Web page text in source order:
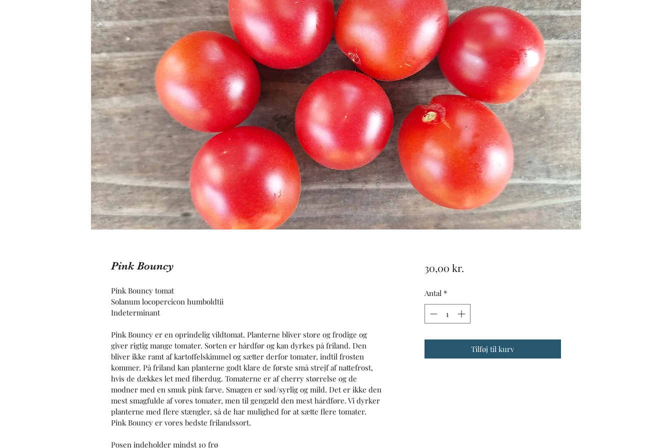
Pink Bouncy
Pink Bouncy tomat
Solanum locopercicon humboldtii
Indeterminant
Pink Bouncy er en oprindelig vildtomat. Planterne bliver store og frodige og
giver rigtig mange tomater. Sorten er hårdfør og kan dyrkes på friland. Den
bliver ikke ramt af kartoffelskimmel og sætter derfor tomater, indtil frosten
kommer. På friland kan planterne godt klare de første små strejf af nattefrost,
hvis de dækkes let med fiberdug. Tomaterne er af cherry størrelse og de
modner med en smuk pink farve. Smagen er sød/syrlig og mild. Det er ikke den
mest smagfulde af vores tomater, men til gengæld den mest hårdføre. Vi dyrker
planterne med flere stængler, så de har mulighed for at sætte flere tomater.
Pink Bouncy er vores bedste frilandssort.
Posen indeholder mindst 10 frø
30,00 kr.
Antal *
Tilføj til kurv